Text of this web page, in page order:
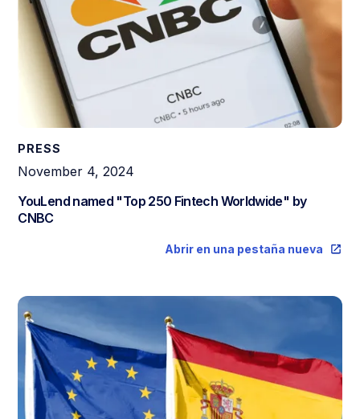
PRESS
November 4, 2024
YouLend named "Top 250 Fintech Worldwide" by
CNBC
Abrir en una pestaña nueva